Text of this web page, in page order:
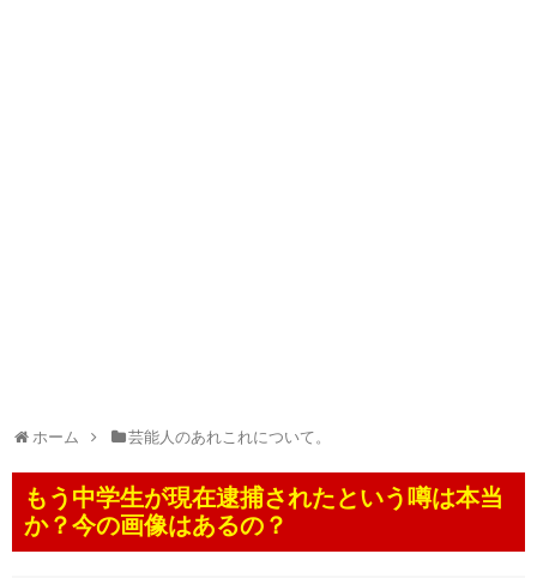
ホーム 芸能人のあれこれについて。
もう中学生が現在逮捕されたという噂は本当
か？今の画像はあるの？